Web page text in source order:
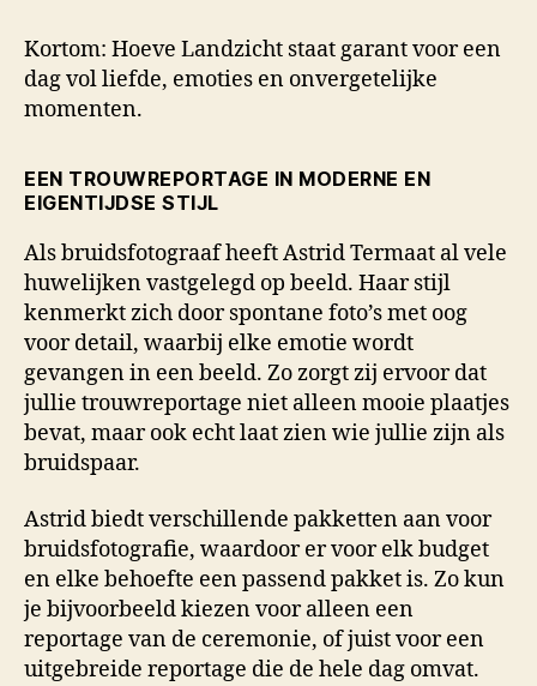
Kortom: Hoeve Landzicht staat garant voor een
dag vol liefde, emoties en onvergetelijke
momenten.
EEN TROUWREPORTAGE IN MODERNE EN
EIGENTIJDSE STIJL
Als bruidsfotograaf heeft Astrid Termaat al vele
huwelijken vastgelegd op beeld. Haar stijl
kenmerkt zich door spontane foto’s met oog
voor detail, waarbij elke emotie wordt
gevangen in een beeld. Zo zorgt zij ervoor dat
jullie trouwreportage niet alleen mooie plaatjes
bevat, maar ook echt laat zien wie jullie zijn als
bruidspaar.
Astrid biedt verschillende pakketten aan voor
bruidsfotografie, waardoor er voor elk budget
en elke behoefte een passend pakket is. Zo kun
je bijvoorbeeld kiezen voor alleen een
reportage van de ceremonie, of juist voor een
uitgebreide reportage die de hele dag omvat.